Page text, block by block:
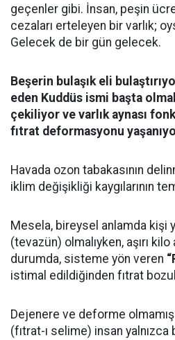
geçenler gibi. İnsan, peşin
cezaları erteleyen bir varlık;
Gelecek de bir gün gelecek.
Beşerin bulaşık eli
eden Kuddüs ismi başta
çekiliyor ve varlık aynası
fıtrat deformasyonu
Havada ozon tabakasının
iklim değişikliği kaygılarının
Mesela, bireysel anlamda kişi
(tevazün) olmalıyken, aşırı
durumda, sisteme yön veren
istimal edildiğinden fıtrat
Dejenere ve deforme
(fıtrat-ı selime) insan